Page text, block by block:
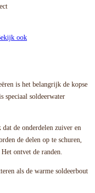
ook
is het belangrijk de kopse
speciaal soldeerwater
de onderdelen zuiver en
de delen op te schuren,
ontvet de randen.
als de warme soldeerbout